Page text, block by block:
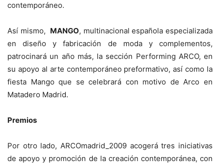
contemporáneo.
Así mismo, MANGO, multinacional española especializada
en diseño y fabricación de moda y complementos,
patrocinará un año más, la sección Performing ARCO, en
su apoyo al arte contemporáneo preformativo, así como la
fiesta Mango que se celebrará con motivo de Arco en
Matadero Madrid.
Premios
Por otro lado, ARCOmadrid_2009 acogerá tres iniciativas
de apoyo y promoción de la creación contemporánea, con